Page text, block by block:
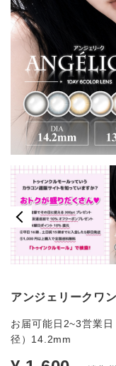
アンジェリークワ
お届可能日2~3営業
径）14.2mm